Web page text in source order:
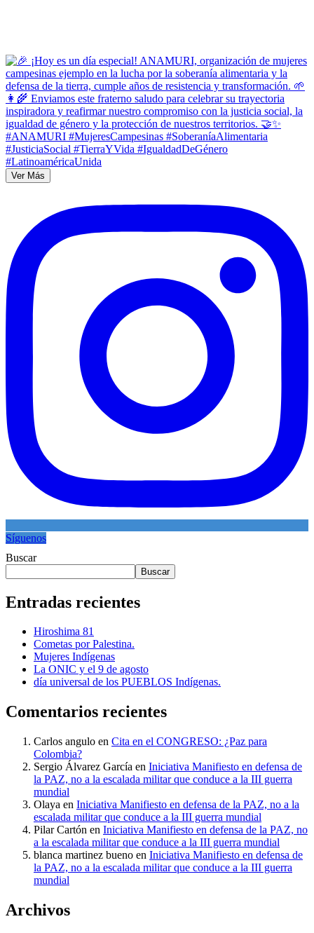
Ver Más
Síguenos
Buscar
Buscar
Entradas recientes
Hiroshima 81
Cometas por Palestina.
Mujeres Indígenas
La ONIC y el 9 de agosto
día universal de los PUEBLOS Indígenas.
Comentarios recientes
Carlos angulo en Cita en el CONGRESO: ¿Paz para
Colombia?
Sergio Álvarez García en Iniciativa Manifiesto en defensa de
la PAZ, no a la escalada militar que conduce a la III guerra
mundial
Olaya en Iniciativa Manifiesto en defensa de la PAZ, no a la
escalada militar que conduce a la III guerra mundial
Pilar Cartón en Iniciativa Manifiesto en defensa de la PAZ, no
a la escalada militar que conduce a la III guerra mundial
blanca martinez bueno en Iniciativa Manifiesto en defensa de
la PAZ, no a la escalada militar que conduce a la III guerra
mundial
Archivos